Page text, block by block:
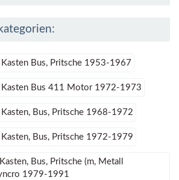
Bus, Pritsche 1953-1967
Kasten Bus 411 Motor 1972-1973
Bus, Pritsche 1968-1972
Bus, Pritsche 1972-1979
Bus, Pritsche (m, Metall
1979-1991